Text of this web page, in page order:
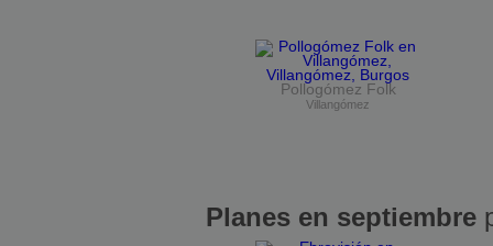
Pollogómez Folk
Villangómez
Planes en septiembre